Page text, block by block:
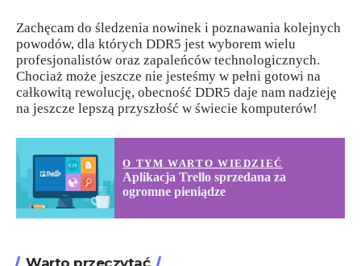
Zachęcam do śledzenia nowinek i poznawania kolejnych
powodów, dla których DDR5 jest wyborem wielu
profesjonalistów oraz zapaleńców technologicznych.
Chociaż może jeszcze nie jesteśmy w pełni gotowi na
całkowitą rewolucję, obecność DDR5 daje nam nadzieję
na jeszcze lepszą przyszłość w świecie komputerów!
O TYM WARTO WIEDZIEĆ
Aplikacja Trello sprzedana za
ogromne pieniądze
Warto przeczytać